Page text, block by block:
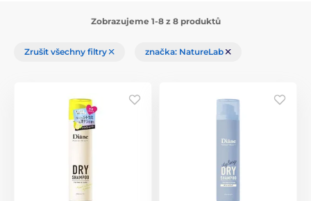
Zobrazujeme 1-8 z 8 produktů
Zrušit všechny filtry značka: NatureLab